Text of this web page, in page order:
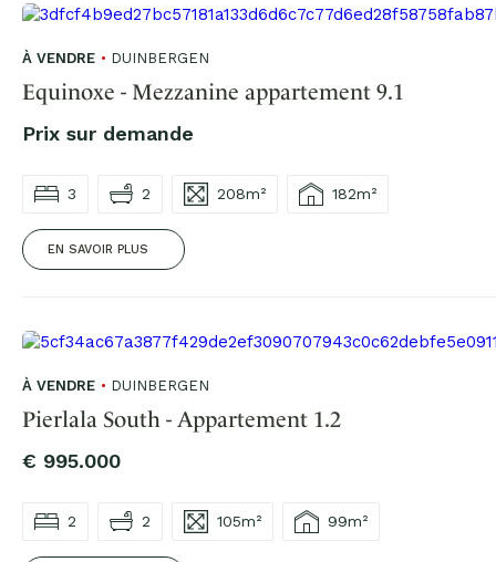
À VENDRE DUINBERGEN
Equinoxe - Mezzanine appartement 9.1
Prix sur demande
3 2 208m² 182m²
EN SAVOIR PLUS
À VENDRE DUINBERGEN
Pierlala South - Appartement 1.2
€ 995.000
2 2 105m² 99m²